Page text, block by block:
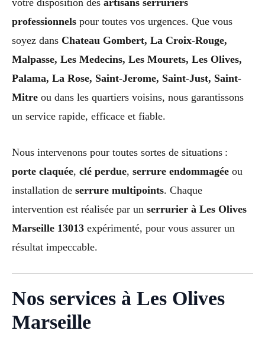
professionnels pour toutes vos urgences. Que vous
soyez dans Chateau Gombert, La Croix-Rouge,
Malpasse, Les Medecins, Les Mourets, Les Olives,
Palama, La Rose, Saint-Jerome, Saint-Just, Saint-
Mitre ou dans les quartiers voisins, nous garantissons
un service rapide, efficace et fiable.
Nous intervenons pour toutes sortes de situations :
porte claquée, clé perdue, serrure endommagée ou
installation de serrure multipoints. Chaque
intervention est réalisée par un serrurier à Les Olives
Marseille 13013 expérimenté, pour vous assurer un
résultat impeccable.
Nos services à Les Olives
Marseille